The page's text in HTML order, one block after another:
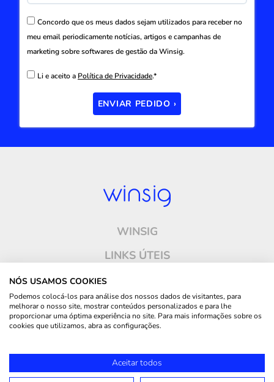
Concordo que os meus dados sejam utilizados para receber no
meu email periodicamente notícias, artigos e campanhas de
marketing sobre softwares de gestão da Winsig.
Li e aceito a Política de Privacidade.*
ENVIAR PEDIDO ›
WINSIG
LINKS ÚTEIS
ONDE ESTAMOS
CONTACTOS
SIGA-NOS
© 2025, Winsig - Todos os direitos reservados | Desenvolvido porMade2Web Digital
Agency
NÓS USAMOS COOKIES
Podemos colocá-los para análise dos nossos dados de visitantes, para
melhorar o nosso site, mostrar conteúdos personalizados e para lhe
proporcionar uma óptima experiência no site. Para mais informações sobre os
cookies que utilizamos, abra as configurações.
Aceitar todos